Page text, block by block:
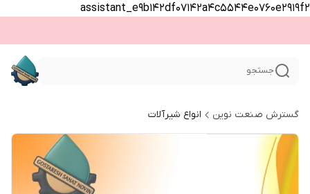
assistant_e9b142df07142a4c5544e0760e2919f2
جستجو
گسترش صنعت نوین انواع شیرآلات